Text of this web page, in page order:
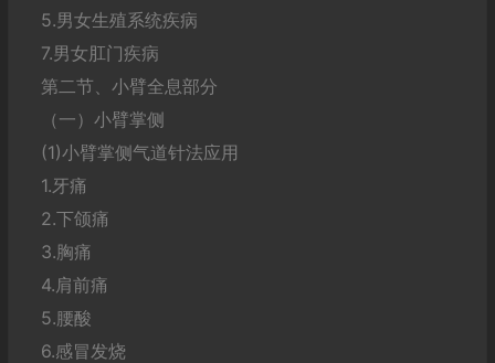
5.男女生殖系统疾病
7.男女肛门疾病
第二节、小臂全息部分
（一）小臂掌侧
(1)小臂掌侧气道针法应用
1.牙痛
2.下颌痛
3.胸痛
4.肩前痛
5.腰酸
6.感冒发烧